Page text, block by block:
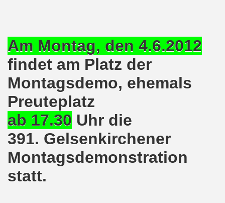
Am Montag, den 4.6.2012
findet am Platz der
Montagsdemo, ehemals
Preuteplatz
ab 17.30 Uhr die
391. Gelsenkirchener
Montagsdemonstration
statt.
die Abwälzung der Krisenlasten auf unserem
in Gelsenkirchenen-Buer am 11.10.2021
Gelsenkirchener Montagsdemo-Bewegung am
auch wieder für die Landesliste der
am 13.09.2021 im direkten Gespräch -
solidarisch am 12.07.2021 mit Stefan Engel,
Bewegung Gelsenkirchen am 12.07.2021!